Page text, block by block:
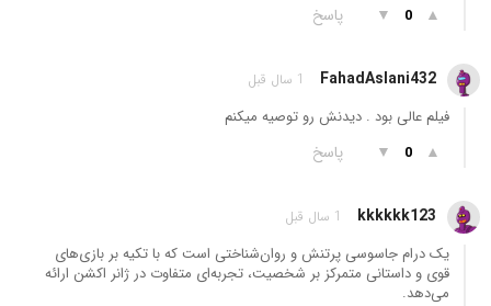
▲
0
▼ پاسخ
FahadAslani432 1 سال قبل
فیلم عالی بود . دیدنش رو توصیه میکنم
▲
0
▼ پاسخ
kkkkkk123 1 سال قبل
یک درام جاسوسی پرتنش و روان‌شناختی است که با تکیه بر بازی‌های
قوی و داستانی متمرکز بر شخصیت، تجربه‌ای متفاوت در ژانر اکشن ارائه
می‌دهد.